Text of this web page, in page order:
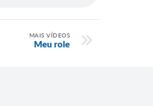
MAIS VÍDEOS
Meu role